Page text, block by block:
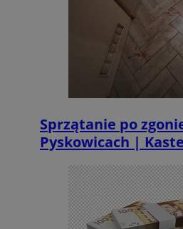
Sprzątanie po
Pyskowicach |